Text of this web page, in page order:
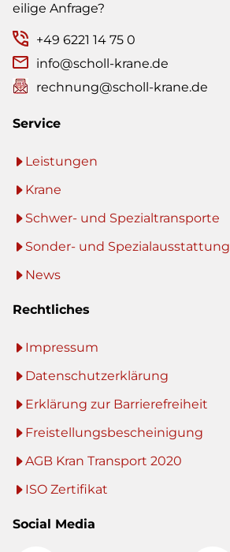
eilige Anfrage?
+49 6221 14 75 0
info@scholl-krane.de
rechnung@scholl-krane.de
Service
Leistungen
Krane
Schwer- und Spezialtransporte
Sonder- und Spezialausstattung
News
Rechtliches
Impressum
Datenschutzerklärung
Erklärung zur Barrierefreiheit
Freistellungsbescheinigung
AGB Kran Transport 2020
ISO Zertifikat
Social Media